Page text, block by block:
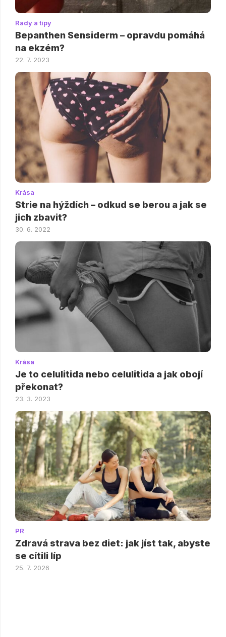
Rady a tipy
Bepanthen Sensiderm – opravdu pomáhá
na ekzém?
22. 7. 2023
Krása
Strie na hýždích – odkud se berou a jak se
jich zbavit?
30. 6. 2022
Krása
Je to celulitida nebo celulitida a jak obojí
překonat?
23. 3. 2023
PR
Zdravá strava bez diet: jak jíst tak, abyste
se cítili líp
25. 7. 2026